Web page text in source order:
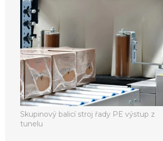
Skupinový balicí stroj řady PE výstup z
tunelu